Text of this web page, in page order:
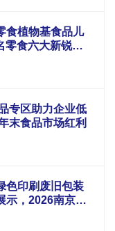
食植物基食品儿
零食六大新锐板
专区助力企业低
末食品市场红利
色印刷废旧包装
示，2026南京秋